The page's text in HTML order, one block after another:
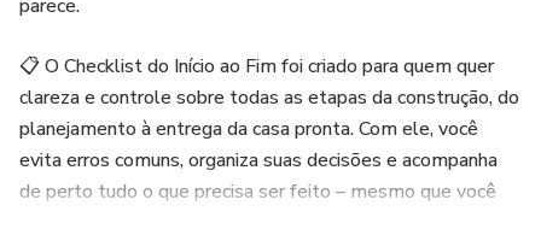
parece.
📋 O Checklist do Início ao Fim foi criado para quem quer
clareza e controle sobre todas as etapas da construção, do
planejamento à entrega da casa pronta. Com ele, você
evita erros comuns, organiza suas decisões e acompanha
de perto tudo o que precisa ser feito – mesmo que você